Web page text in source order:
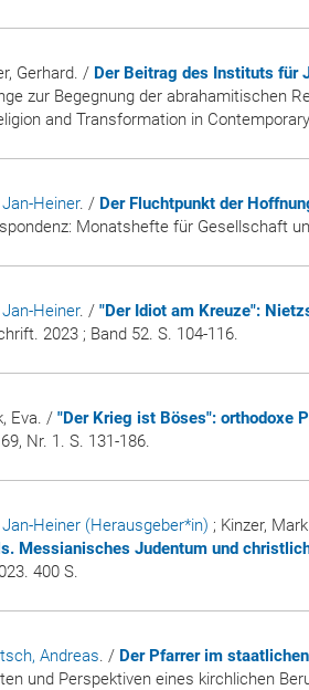
Gerhard. / Der Beitrag des Instituts für
zur Begegnung der abrahamitischen
and Transformation in
Heiner. / Der Fluchtpunkt der
Monatshefte für Gesellschaft
Heiner. / "Der Idiot am Kreuze":
. 2023 ; Band 52. S. 104-116.
Eva. / "Der Krieg ist Böses": orthodoxe
Nr. 1. S. 131-186.
Heiner (Herausgeber*in) ; Kinzer,
Messianisches Judentum und
400 S.
Andreas. / Der Pfarrer im
und Perspektiven eines kirchlichen